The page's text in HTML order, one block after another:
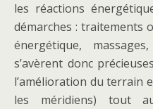
les réactions
démarches : traitements
énergétique,
s’avèrent donc
l’amélioration du terrain
les méridiens) tout